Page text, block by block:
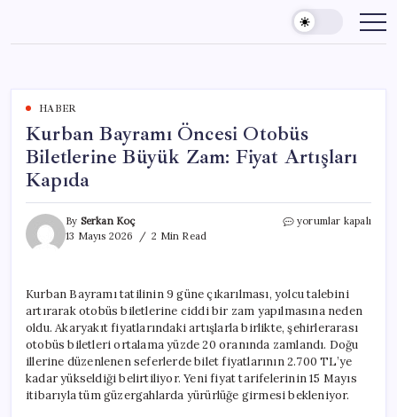
content
HABER
Kurban Bayramı Öncesi Otobüs
Biletlerine Büyük Zam: Fiyat Artışları
Kapıda
By Serkan Koç
13 Mayıs 2026
2 Min Read
Kurban
Büyük
Zam:
Fiyat
Artışları
Kapıda
yorumlar kapalı
Kurban Bayramı tatilinin 9 güne çıkarılması, yolcu talebini
artırarak otobüs biletlerine ciddi bir zam yapılmasına neden
oldu. Akaryakıt fiyatlarındaki artışlarla birlikte, şehirlerarası
otobüs biletleri ortalama yüzde 20 oranında zamlandı. Doğu
illerine düzenlenen seferlerde bilet fiyatlarının 2.700 TL’ye
kadar yükseldiği belirtiliyor. Yeni fiyat tarifelerinin 15 Mayıs
itibarıyla tüm güzergahlarda yürürlüğe girmesi bekleniyor.